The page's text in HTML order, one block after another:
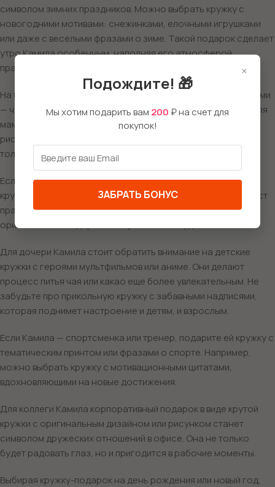
символом зимних праздников. Можно выбрать кружку с
новогодними мотивами: снежинками, елочными игрушками
или даже с веселыми фразами о зиме. Такой подарок сделает
утро Камила особенным, наполняя его атмосферой
праздника.
На 8 марта кружка с цветочным принтом или милыми фразами
— чудесное решение для выражения внимания и заботы. Для
мамы или сестры Камила стоит выбрать кружку с нежным
рисунком или керамическую кружку, которая станет не
только подарком, но и стильным аксессуаром.
Если Камила любит праздновать Пасху, то яркая, забавная
кружка с изображением пасхальных яиц или зайцев создаст
праздничное настроение! Это будет интересный и
оригинальный подарок, который сможет удивить.
Для дочери Камила стоит обратить внимание на детские
кружки с героями мультфильмов или аниме. Они делают
процесс питья чая или какао еще более увлекательным. Не
забудьте про прикольную кружку с забавными надписями,
которая поднимет настроение и детям, и взрослым.
Если Камила — спортсменка или тренер, подарите ей кружку с
тематическим принтом или фразами о спорте. Например,
можно выбрать кружку с мотивационными цитатами,
вдохновляющими на новые достижения.
Для коллеги Камила корпоративный подарок в виде крутой
кружки с оригинальным дизайном или рисунком станет
символом дружеских отношений в офисе. Она не только
будет радовать глаз, но и пригодится в рабочие моменты.
Выбирая кружку-подарок на день рождения или новый год,
×
Подождите! 🎁
Мы хотим подарить вам 200 ₽ на счет для
покупок!
ЗАБРАТЬ БОНУС